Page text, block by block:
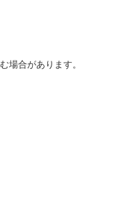
場合があります。